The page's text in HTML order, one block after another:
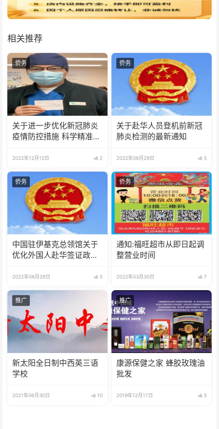
相关推荐
侨务
关于进一步优化新冠肺炎
疫情防控措施 科学精准做
2022年12月12日 2
侨务
关于赴华人员登机前新冠
肺炎检测的最新通知
2022年06月29日 5
侨务
中国驻伊基克总领馆关于
优化外国人赴华签证政策
2022年06月28日 5
侨务
通知:福旺超市从即日起调
整营业时间
2022年03月30日 7
推广
新太阳全日制中西英三语
学校
2021年06月30日 10
推广
康源保健之家 蜂胶玫瑰油
批发
2019年12月17日 5